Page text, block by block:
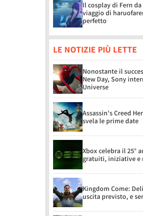
Il cosplay di Fern
viaggio di
perfetto
LE NOTIZIE PIÙ LETTE
Nonostante il
New Day, Sony
Universe
Assassin's Creed
svela le prime date
Xbox celebra il 25°
gratuiti, iniziative e
Kingdom Come:
uscita previsto, e